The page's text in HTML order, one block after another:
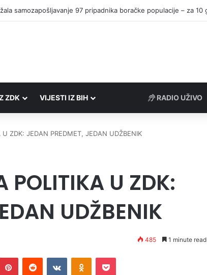
ZDK VIJESTI IZ BIH RADIO UŽIVO
ZDK: JEDAN PREDMET, JEDAN UDŽBENIK
POLITIKA U ZDK:
UDŽBENIK
485 1 minute read
PinterestReddit VKontakteOdnoklassniki
Pocket